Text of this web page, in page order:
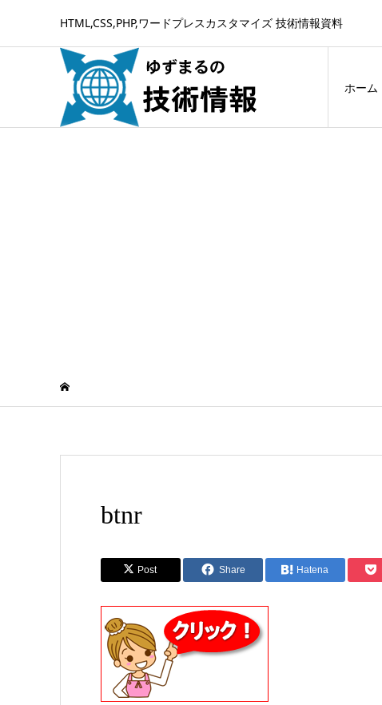
HTML,CSS,PHP,ワードプレスカスタマイズ 技術情報資料
ホーム
btnr
Post Share Hatena